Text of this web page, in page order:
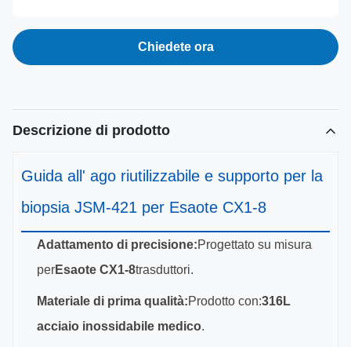
Chiedete ora
Descrizione di prodotto
Guida all' ago riutilizzabile e supporto per la
biopsia JSM-421 per Esaote CX1-8
Adattamento di precisione:Progettato su misura
perEsaote CX1-8trasduttori.
Materiale di prima qualità:Prodotto con:316L
acciaio inossidabile medico.